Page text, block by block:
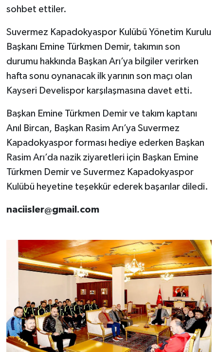
sohbet ettiler.
Suvermez Kapadokyaspor Kulübü Yönetim Kurulu
Başkanı Emine Türkmen Demir, takımın son
durumu hakkında Başkan Arı’ya bilgiler verirken
hafta sonu oynanacak ilk yarının son maçı olan
Kayseri Develispor karşılaşmasına davet etti.
Başkan Emine Türkmen Demir ve takım kaptanı
Anıl Bircan, Başkan Rasim Arı’ya Suvermez
Kapadokyaspor forması hediye ederken Başkan
Rasim Arı’da nazik ziyaretleri için Başkan Emine
Türkmen Demir ve Suvermez Kapadokyaspor
Kulübü heyetine teşekkür ederek başarılar diledi.
naciisler@gmail.com